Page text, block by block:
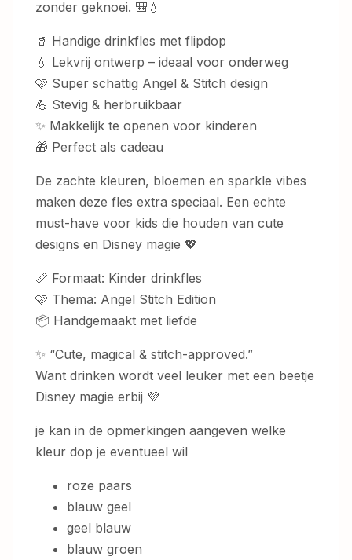
zonder geknoei. 🎒💧
🥤 Handige drinkfles met flipdop
💧 Lekvrij ontwerp – ideaal voor onderweg
🩷 Super schattig Angel & Stitch design
💪 Stevig & herbruikbaar
✨ Makkelijk te openen voor kinderen
🎁 Perfect als cadeau
De zachte kleuren, bloemen en sparkle vibes
maken deze fles extra speciaal. Een echte
must-have voor kids die houden van cute
designs en Disney magie 💖
📏 Formaat: Kinder drinkfles
🩷 Thema: Angel Stitch Edition
📦 Handgemaakt met liefde
✨ “Cute, magical & stitch-approved.”
Want drinken wordt veel leuker met een beetje
Disney magie erbij 💜
je kan in de opmerkingen aangeven welke
kleur dop je eventueel wil
roze paars
blauw geel
geel blauw
blauw groen